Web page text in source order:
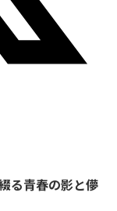
る青春の影と儚